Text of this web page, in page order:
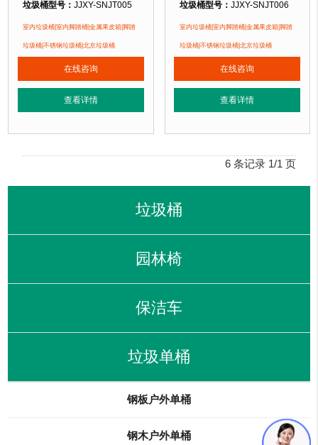
垃圾桶型号：JJXY-SNJT005
垃圾桶规格：(L)340*(W)356*(H)437mm(18L)
(L)340*(W)528*(H)437mm(27L)
(L)392*(W)408*(H)488mm(30L)
垃圾桶材质： 不锈钢板
垃圾桶周期：3-7天 厂家直销 来图定制
垃圾桶特点：1、全桶采用加厚不锈钢板，塑粉喷塑使用寿命为其它垃圾桶3
室内垃圾桶|室内脚踏桶|金属果皮箱|脚踏
垃圾桶|不锈钢垃圾桶|北京垃圾桶
在线咨询
查看详情
垃圾桶型号： JJXY-SNJT006
垃圾桶规格：
垃圾桶材质：不锈钢板
垃圾桶周期： 3-7天 厂家直销 来图定
垃圾桶特点：1、全桶采用加厚不锈
正在使用该垃圾桶的部分客户：
室内垃圾桶|室内脚踏桶|金属果皮箱|脚踏
垃圾桶|不锈钢垃圾桶|北京垃圾桶
在线咨询
查看详情
6 条记录 1/1 页
垃圾桶
园林椅
保洁车
垃圾单桶
钢板户外单桶
钢木户外单桶